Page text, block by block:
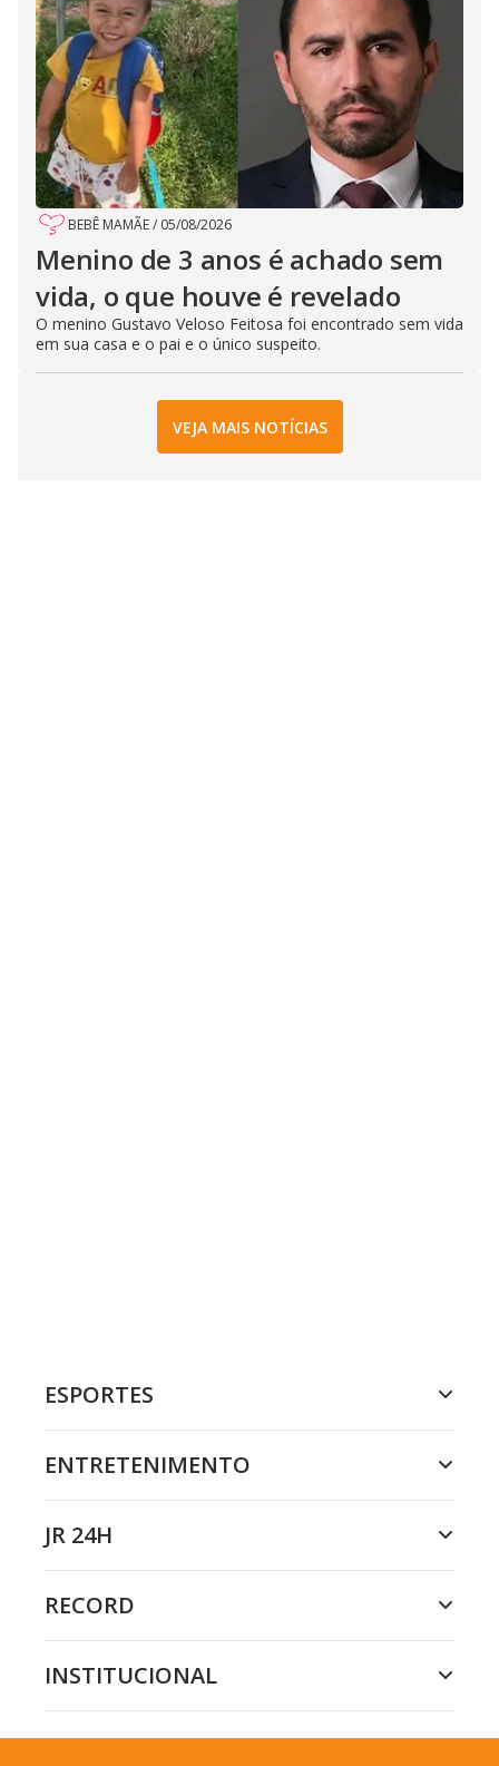
BEBÊ MAMÃE/ 05/08/2026
Menino de 3 anos é achado sem
vida, o que houve é revelado
O menino Gustavo Veloso Feitosa foi encontrado sem vida
em sua casa e o pai e o único suspeito.
VEJA MAIS NOTÍCIAS
ESPORTES
ENTRETENIMENTO
JR 24H
RECORD
INSTITUCIONAL